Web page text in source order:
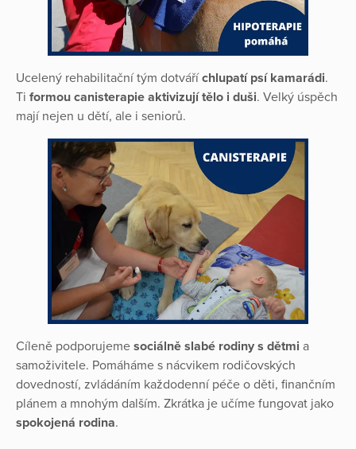
Ucelený rehabilitační tým dotváříchlupatí psí kamarádi.
Ti formou canisterapie aktivizují tělo i duši. Velký úspěch
mají nejen u dětí, ale i seniorů.
Cíleně podporujeme sociálně slabé rodiny s dětmi a
samoživitele. Pomáháme s nácvikem rodičovských
dovedností, zvládáním každodenní péče o děti, finančním
plánem a mnohým dalším. Zkrátka je učíme fungovat jako
spokojená rodina.